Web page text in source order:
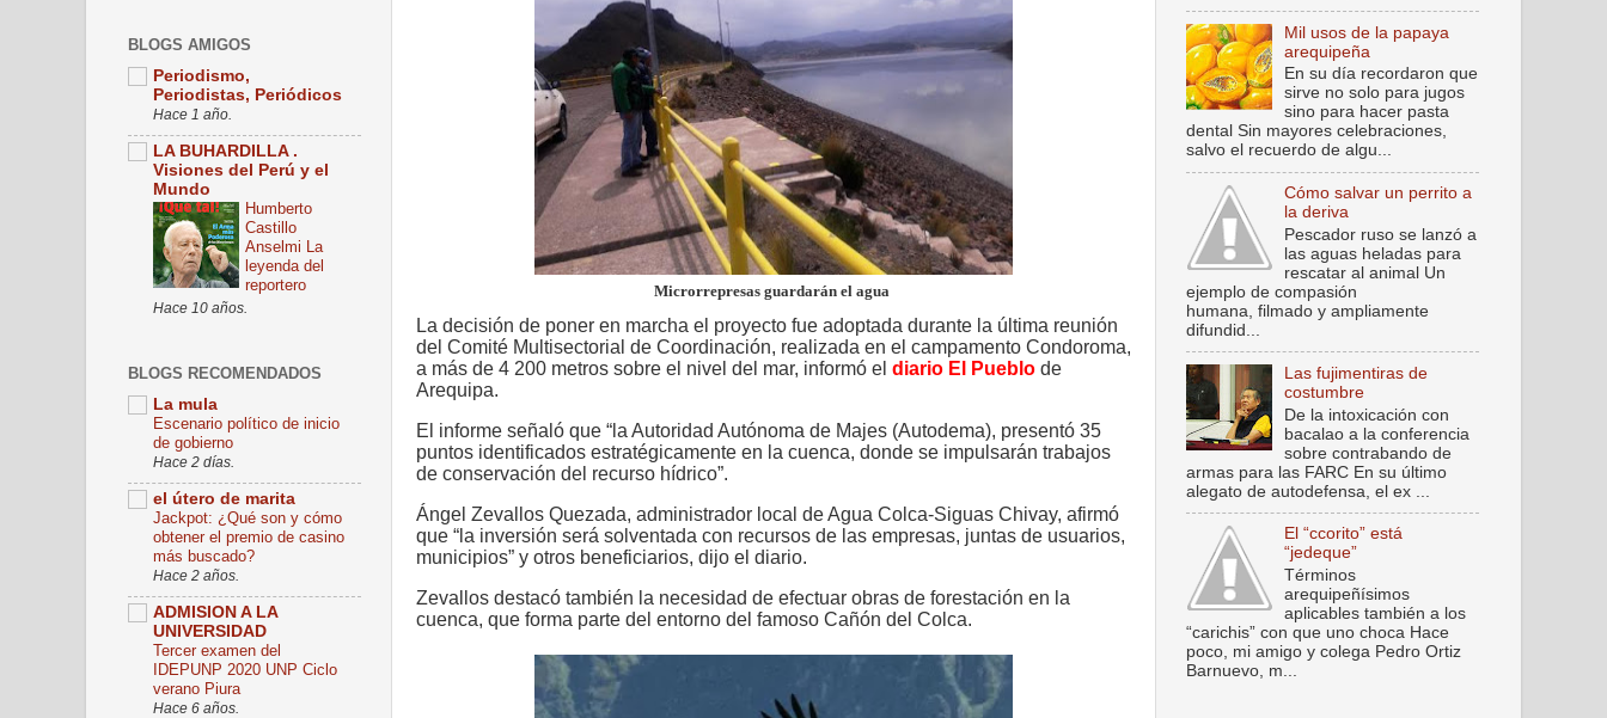
Microrrepresas guardarán el agua
La decisión de poner en marcha el proyecto fue adoptada durante la última reunión
del Comité Multisectorial de Coordinación, realizada en el campamento Condoroma,
a más de 4 200 metros sobre el nivel del mar, informó el diario El Pueblo de
Arequipa.
El informe señaló que “la Autoridad Autónoma de Majes (Autodema), presentó 35
puntos identificados estratégicamente en la cuenca, donde se impulsarán trabajos
de conservación del recurso hídrico”.
Ángel Zevallos Quezada, administrador local de Agua Colca-Siguas Chivay, afirmó
que “la inversión será solventada con recursos de las empresas, juntas de usuarios,
municipios” y otros beneficiarios, dijo el diario.
Zevallos destacó también la necesidad de efectuar obras de forestación en la
cuenca, que forma parte del entorno del famoso Cañón del Colca.
BLOGS AMIGOS
Periodismo,
Periodistas, Periódicos
Hace 1 año.
LA BUHARDILLA .
Visiones del Perú y el
Mundo
Humberto
Castillo
Anselmi La
leyenda del
reportero
Hace 10 años.
BLOGS RECOMENDADOS
La mula
Escenario político de inicio
de gobierno
Hace 2 días.
el útero de marita
Jackpot: ¿Qué son y cómo
obtener el premio de casino
más buscado?
Hace 2 años.
ADMISION A LA
UNIVERSIDAD
Tercer examen del
IDEPUNP 2020 UNP Ciclo
verano Piura
Hace 6 años.
Mil usos de la papaya
arequipeña
En su día recordaron que
sirve no solo para jugos
sino para hacer pasta
dental Sin mayores celebraciones,
salvo el recuerdo de algu...
Cómo salvar un perrito a
la deriva
Pescador ruso se lanzó a
las aguas heladas para
rescatar al animal Un
ejemplo de compasión
humana, filmado y ampliamente
difundid...
Las fujimentiras de
costumbre
De la intoxicación con
bacalao a la conferencia
sobre contrabando de
armas para las FARC En su último
alegato de autodefensa, el ex ...
El “ccorito” está
“jedeque”
Términos
arequipeñísimos
aplicables también a los
“carichis” con que uno choca Hace
poco, mi amigo y colega Pedro Ortiz
Barnuevo, m...